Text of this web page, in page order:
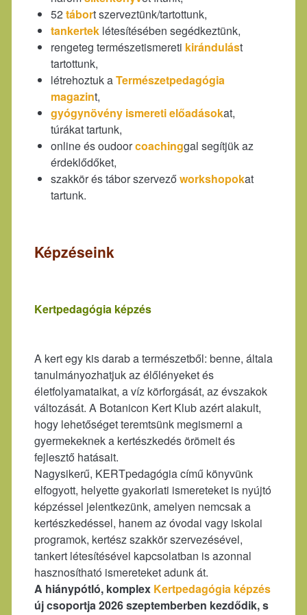
52tábort szerveztünk/tartottunk,
tankerteklétesítésében segédkeztünk,
rengeteg természetismereti kirándulást
tartottunk,
létrehoztuk aTermészetpedagógia
magazint,
gyógynövény ismereti előadásokat,
túrákat tartunk,
online és oudoorcoachinggal segítjük az
érdeklődőket,
szakkör és tábor szervezőworkshopokat
tartunk.
Képzéseink
Kertpedagógia képzés
A kert egy kis darab a természetből: benne, általa
tanulmányozhatjuk az élőlényeket és
életfolyamataikat, a víz körforgását, az évszakok
változását. A Botanicon Kert Klub azért alakult,
hogy lehetőséget teremtsünk megismerni a
gyermekeknek a kertészkedés örömeit és
fejlesztő hatásait.
Nagysikerű, KERTpedagógia című könyvünk
elfogyott, helyette gyakorlati ismereteket is nyújtó
képzéssel jelentkezünk, amelyen nemcsak a
kertészkedéssel, hanem az óvodai vagy iskolai
programok, kertész szakkör szervezésével,
tankert létesítésével kapcsolatban is azonnal
hasznosítható ismereteket adunk át.
A hiánypótló, komplex Kertpedagógia képzés
új csoportja 2026 szeptemberben kezdődik, s